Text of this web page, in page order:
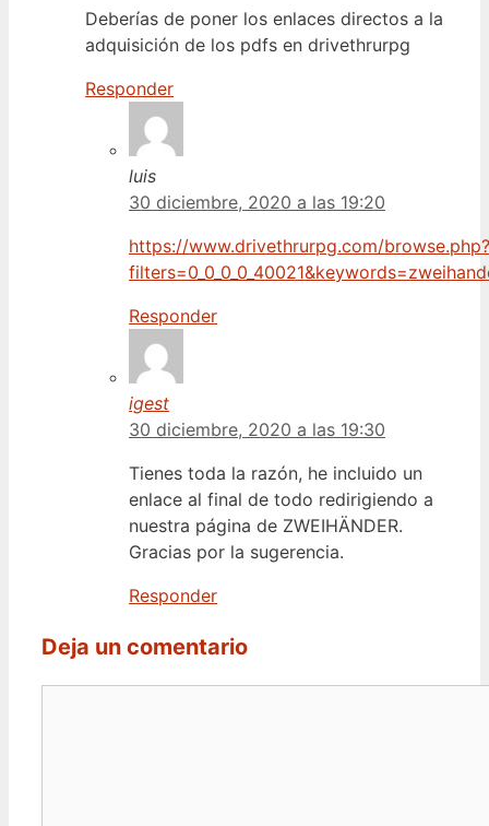
Deberías de poner los enlaces directos a la
adquisición de los pdfs en drivethrurpg
Responder
luis
30 diciembre, 2020 a las 19:20
https://www.drivethrurpg.com/browse.php?
Responder
igest
30 diciembre, 2020 a las 19:30
Tienes toda la razón, he incluido un
enlace al final de todo redirigiendo a
nuestra página de ZWEIHÄNDER.
Gracias por la sugerencia.
Responder
Deja un comentario